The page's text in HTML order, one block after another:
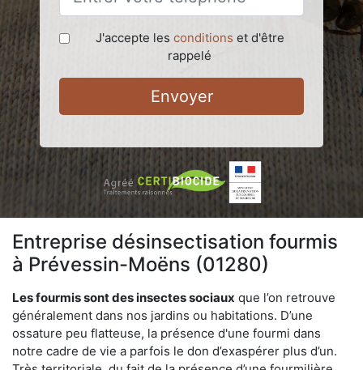
J'accepte les conditions et d'être
rappelé
Envoyer
Entreprise désinsectisation fourmis
à Prévessin-Moëns (01280)
Les fourmis sont des insectes sociaux que l’on retrouve
généralement dans nos jardins ou habitations. D’une
ossature peu flatteuse, la présence d'une fourmi dans
notre cadre de vie a parfois le don d’exaspérer plus d’un.